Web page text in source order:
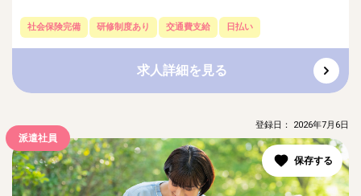
社会保険完備 研修制度あり 交通費支給 日払い
求人詳細を見る
派遣社員
登録日： 2026年7月6日